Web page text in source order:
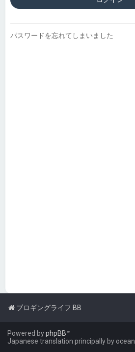
パスワードを忘れてしまいました
ブロギングライフ BB
Powered byphpBB™
Japanese translation principally by ocean